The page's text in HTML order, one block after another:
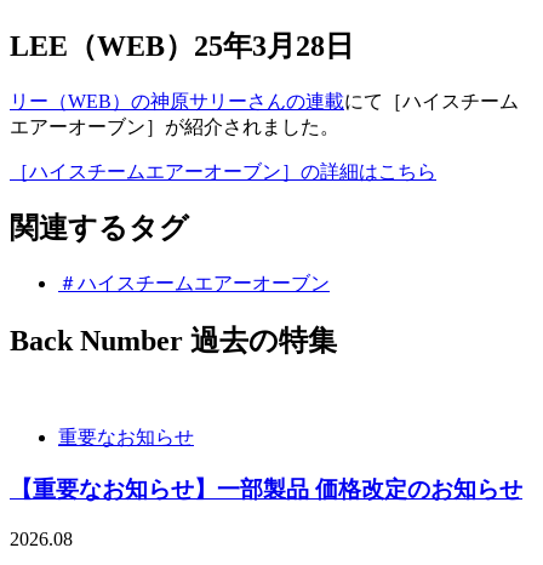
LEE（WEB）25年3月28日
リー（WEB）の神原サリーさんの連載にて［ハイスチーム
エアーオーブン］が紹介されました。
［ハイスチームエアーオーブン］の詳細はこちら
関連するタグ
＃ハイスチームエアーオーブン
Back Number 過去の特集
重要なお知らせ
【重要なお知らせ】一部製品 価格改定のお知らせ
2026.08